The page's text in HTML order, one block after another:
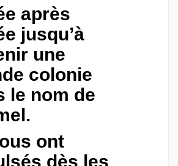
après
jusqu’à
une
colonie
le nom de
ont
dès les